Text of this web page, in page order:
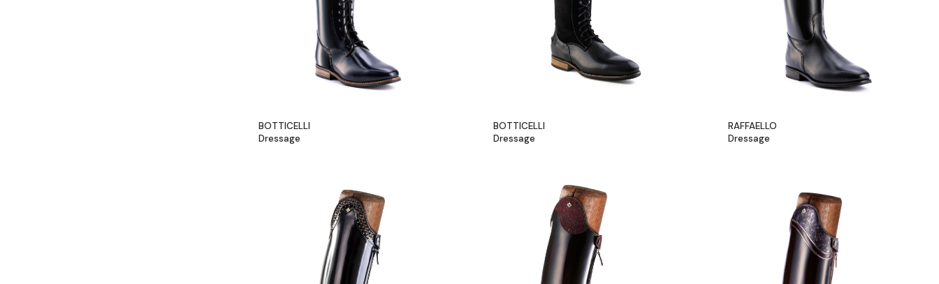
BOTTICELLI
Dressage
BOTTICELLI
Dressage
RAFFAELLO
Dressage